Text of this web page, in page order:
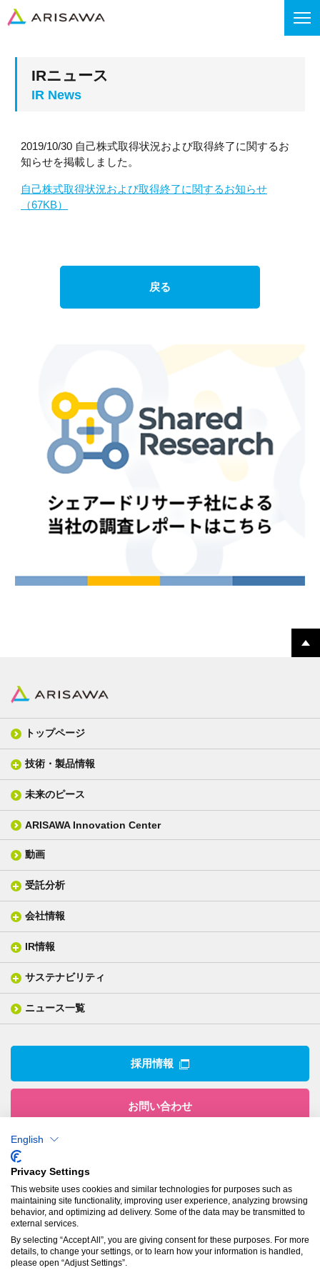
IRニュース
2019/10/30 自己株式取得状況および取得終了に関するお
知らせを掲載しました。
自己株式取得状況および取得終了に関するお知らせ
（67KB）
戻る
トップページ
技術・製品情報
FPC材料
カバーレイフィルム
銅張り積層板
層間接着シート
3D材料
電気絶縁・産業構造材料
織物製品
一般塗工製品
産業用構造材料
塗る
技術用語集
技術・製品情報トップ
未来のピース
ARISAWA Innovation Center
動画
受託分析
分析メニュー(事例)
分析ニュース
会社情報
会社概要
事業所
関係企業
IR情報
IR情報トップ
IRニュース
サステナビリティ
サステナビリティ・マネジメント
社会との関わり
ニュース一覧
採用情報
お問い合わせ
株式会社有沢製作所
本社
〒943-8610
新潟県上越市南本町1丁目5番5号
TEL：025-524-5121／FAX：025-524-1117
プライバシーポリシー
English
Privacy Settings
This website uses cookies and similar technologies for purposes such as
maintaining site functionality, improving user experience, analyzing browsing
behavior, and optimizing ad delivery. Some of the data may be transmitted to
external services.
By selecting “Accept All”, you are giving consent for these purposes. For more
details, to change your settings, or to learn how your information is handled,
please open “Adjust Settings”.